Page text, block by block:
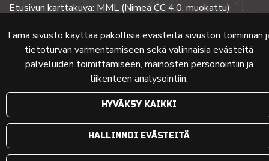
Tämä sivusto käyttää pakollisia evästeitä sivuston toiminnan
tietoturvan varmentamiseen sekä valinnaisia evästeitä
palveluiden toimittamiseen, mainosten personointiin ja
liikenteen analysointiin.
HYVÄKSY KAIKKI
HALLINNOI EVÄSTEITÄ
Etusivun karttakuva: MML (Nimeä CC 4.0, muokattu)
© 2024 PKMT | VerkkosivuatFlow Oy